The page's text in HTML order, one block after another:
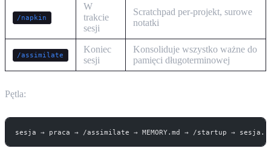
/napkin
W
trakcie
sesji
Scratchpad per-projekt, surowe
notatki
/assimilate
Koniec
sesji
Konsoliduje wszystko ważne do
pamięci długoterminowej
Pętla:
sesja → praca → /assimilate → MEMORY.md → /startup →